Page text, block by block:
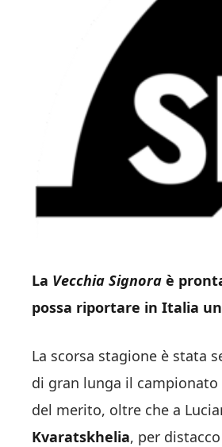
La Vecchia Signora è
possa riportare in Italia
La scorsa stagione è stata
di gran lunga il
del merito, oltre che a
Kvaratskhelia, per